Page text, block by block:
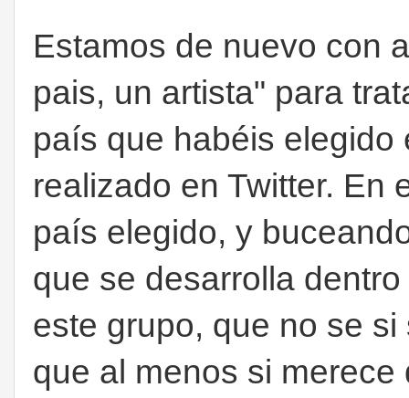
Estamos de nuevo con
pais, un artista" para
país que habéis
realizado en Twitter. En
país elegido, y
que se desarrolla
este grupo, que no se
que al menos si